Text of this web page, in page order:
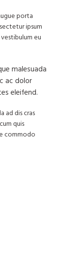
porta
ipsum
eu
malesuada
ac dolor
eleifend.
ad dis cras
quis
commodo